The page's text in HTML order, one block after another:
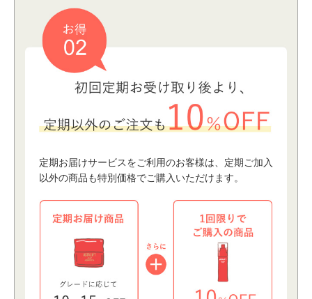
定期お届けサービスをご利⽤のお客様は、定期ご加⼊
以外の商品も特別価格でご購⼊いただけます。